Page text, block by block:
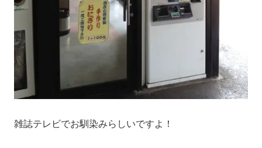
雑誌テレビでお馴染みらしいですよ！